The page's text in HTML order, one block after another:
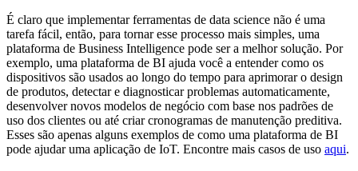
É claro que implementar ferramentas de data science não é uma
tarefa fácil, então, para tornar esse processo mais simples, uma
plataforma de Business Intelligence pode ser a melhor solução. Por
exemplo, uma plataforma de BI ajuda você a entender como os
dispositivos são usados ao longo do tempo para aprimorar o design
de produtos, detectar e diagnosticar problemas automaticamente,
desenvolver novos modelos de negócio com base nos padrões de
uso dos clientes ou até criar cronogramas de manutenção preditiva.
Esses são apenas alguns exemplos de como uma plataforma de BI
pode ajudar uma aplicação de IoT. Encontre mais casos de uso aqui.